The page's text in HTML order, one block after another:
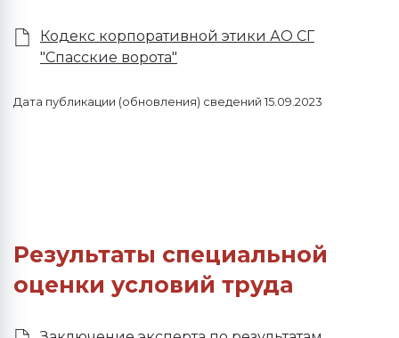
Кодекс корпоративной этики АО СГ
"Спасские ворота"
Дата публикации (обновления) сведений 15.09.2023
Результаты специальной
оценки условий труда